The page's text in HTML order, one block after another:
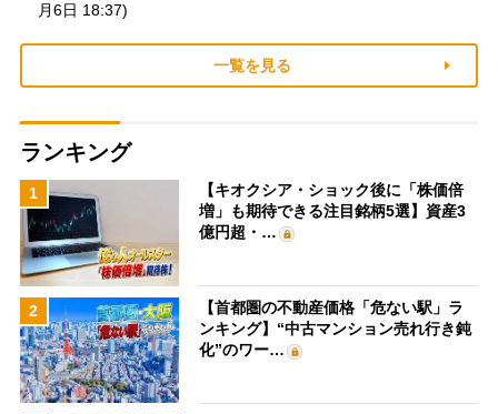
月6日 18:37)
一覧を見る
ランキング
1
【キオクシア・ショック後に「株価倍
増」も期待できる注目銘柄5選】資産3
億円超・…
2
【首都圏の不動産価格「危ない駅」ラ
ンキング】“中古マンション売れ行き鈍
化”のワー…